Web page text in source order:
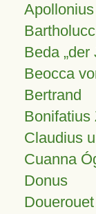
Beda „der
Beocca
Bertrand
Bonifatius
Claudius
Cuanna
Donus
Douerouet